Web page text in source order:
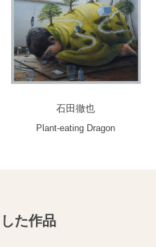
石田徹也
Plant-eating Dragon
た作品